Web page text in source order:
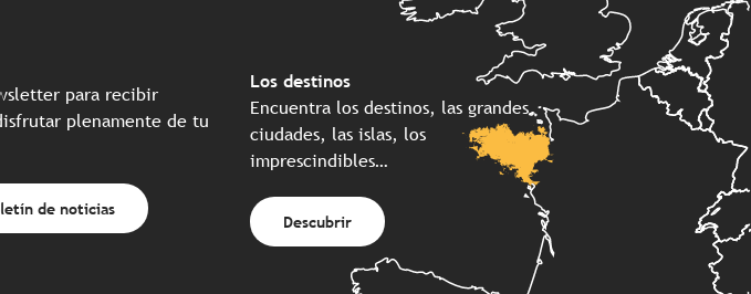
para recibir
plenamente de tu
de noticias
Los destinos
Encuentra los destinos, las grandes
ciudades, las islas, los
imprescindibles…
Descubrir